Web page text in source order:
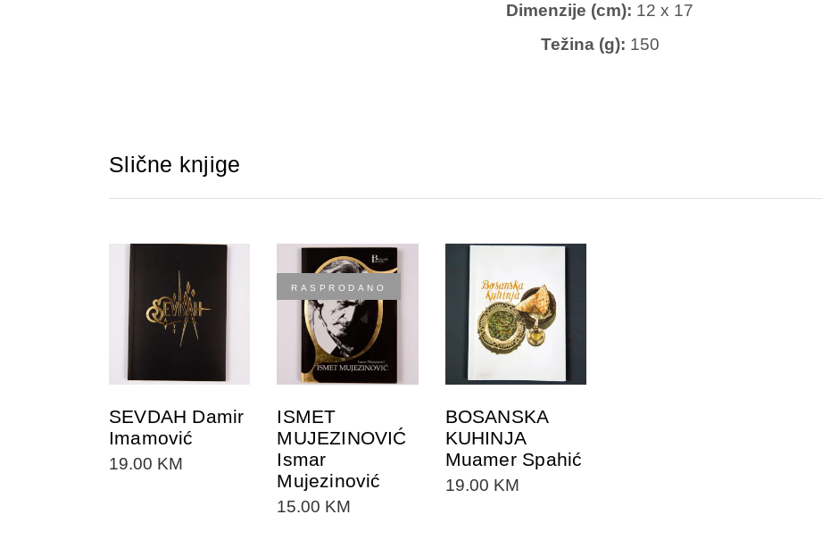
Dimenzije (cm): 12 x 17
Težina (g): 150
Slične knjige
DODAJTE U
KORPU
SEVDAH Damir
Imamović
19.00 KM
RASPRODANO
DODAJTE U
KORPU
ISMET
MUJEZINOVIĆ
Ismar
Mujezinović
15.00 KM
DODAJTE U
KORPU
BOSANSKA
KUHINJA
Muamer Spahić
19.00 KM